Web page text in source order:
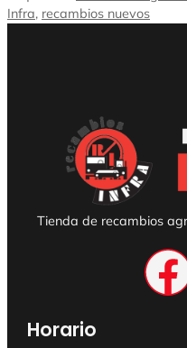
Infra, recambios nuevos
Tienda de recambios
Horario